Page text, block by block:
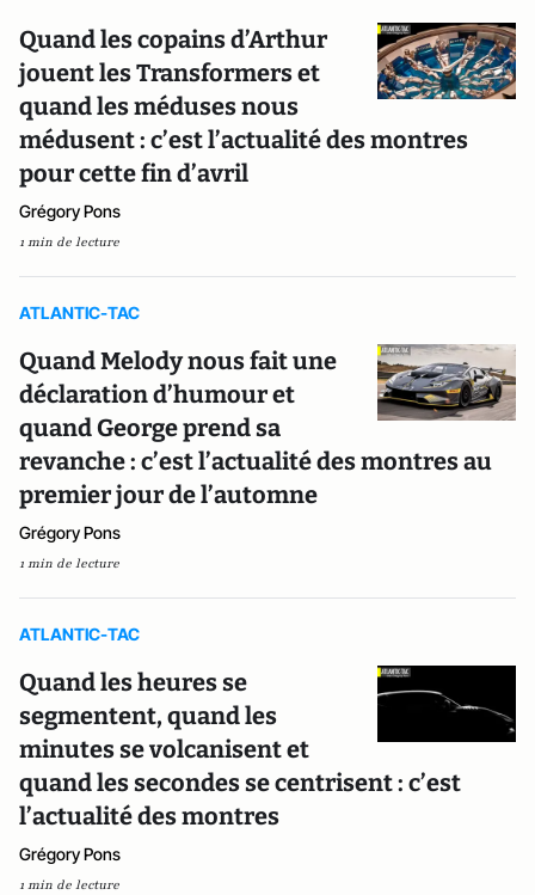
Quand les copains d’Arthur
jouent les Transformers et
quand les méduses nous
médusent : c’est l’actualité des montres
pour cette fin d’avril
Grégory Pons
1 min de lecture
ATLANTIC-TAC
Quand Melody nous fait une
déclaration d’humour et
quand George prend sa
revanche : c’est l’actualité des montres au
premier jour de l’automne
Grégory Pons
1 min de lecture
ATLANTIC-TAC
Quand les heures se
segmentent, quand les
minutes se volcanisent et
quand les secondes se centrisent : c’est
l’actualité des montres
Grégory Pons
1 min de lecture